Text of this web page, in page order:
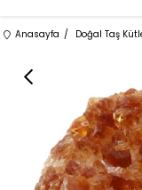
Anasayfa Doğal Taş